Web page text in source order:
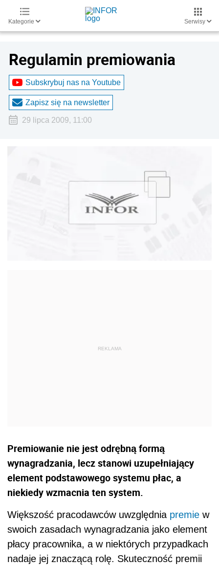
Kategorie Serwisy
Regulamin premiowania
Subskrybuj nas na Youtube
Zapisz się na newsletter
29 lipca 2009, 11:00
Premiowanie nie jest odrębną formą
wynagradzania, lecz stanowi uzupełniający
element podstawowego systemu płac, a
niekiedy wzmacnia ten system.
Większość pracodawców uwzględnia premie w
swoich zasadach wynagradzania jako element
płacy pracownika, a w niektórych przypadkach
nadaje jej znaczącą rolę. Skuteczność premii